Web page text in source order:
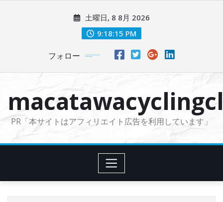
に
土曜日, 8 8月 2026
9:18:16 PM
フォロー
PR「本サイトはアフィリエイト広告を利用しています」